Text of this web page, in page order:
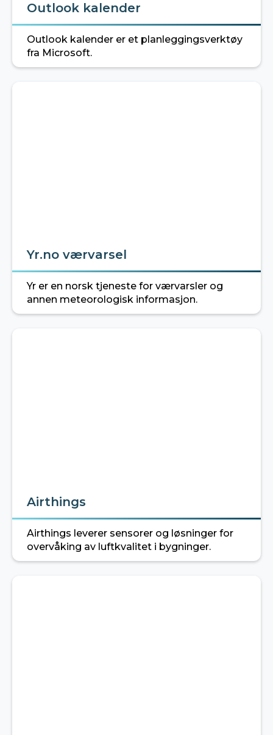
Outlook kalender
Outlook kalender er et planleggingsverktøy
fra Microsoft.
Yr.no værvarsel
Yr er en norsk tjeneste for værvarsler og
annen meteorologisk informasjon.
Airthings
Airthings leverer sensorer og løsninger for
overvåking av luftkvalitet i bygninger.